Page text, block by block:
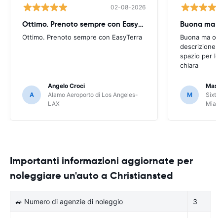
02-08-2026
Ottimo. Prenoto sempre con EasyTerra
Ottimo. Prenoto sempre con EasyTerra
A
Angelo Croci
Alamo Aeroporto di Los Angeles-
LAX
Buona ma
Buona ma
descrizione
spazio per
chiara
M
Sixt
Importanti informazioni aggiornate per
noleggiare un'auto a Christiansted
🚙 Numero di agenzie di noleggio 3